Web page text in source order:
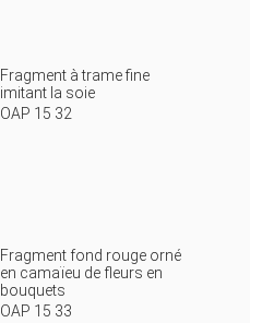
Fragment à trame fine
imitant la soie
OAP 15 32
Fragment fond rouge orné
en camaïeu de fleurs en
bouquets
OAP 15 33